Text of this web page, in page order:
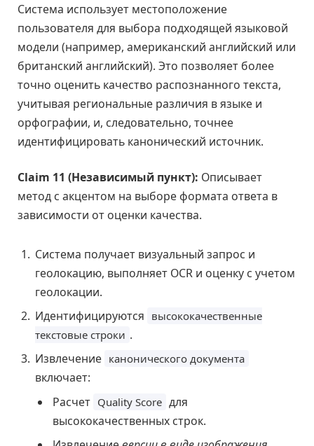
Система использует местоположение
пользователя для выбора подходящей языковой
модели (например, американский английский или
британский английский). Это позволяет более
точно оценить качество распознанного текста,
учитывая региональные различия в языке и
орфографии, и, следовательно, точнее
идентифицировать канонический источник.
Claim 11 (Независимый пункт): Описывает
метод с акцентом на выборе формата ответа в
зависимости от оценки качества.
Система получает визуальный запрос и
геолокацию, выполняет OCR и оценку с учетом
геолокации.
Идентифицируются высококачественные
текстовые строки .
Извлечение канонического документа
включает:
Расчет Quality Score для
высококачественных строк.